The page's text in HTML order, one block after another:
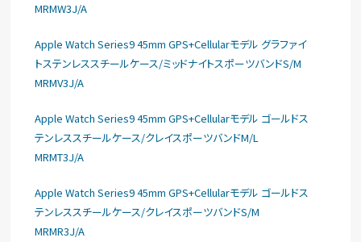
MRMW3J/A
Apple Watch Series9 45mm GPS+Cellularモデル グラファイ
トステンレススチールケース/ミッドナイトスポーツバンドS/M
MRMV3J/A
Apple Watch Series9 45mm GPS+Cellularモデル ゴールドス
テンレススチールケース/クレイスポーツバンドM/L
MRMT3J/A
Apple Watch Series9 45mm GPS+Cellularモデル ゴールドス
テンレススチールケース/クレイスポーツバンドS/M
MRMR3J/A